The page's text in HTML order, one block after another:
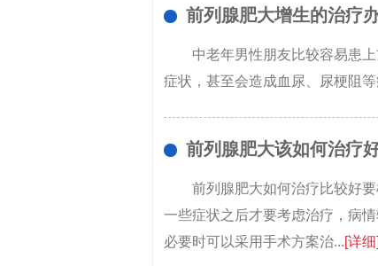
前列腺肥大增生的治疗
中老年男性朋友比较容易患
症状，甚至会造成血尿、尿梗阻
前列腺肥大该如何治疗
前列腺肥大如何治疗比较好
一些症状之后才要考虑治疗，病
必要时可以采用手术方案治...[详细]